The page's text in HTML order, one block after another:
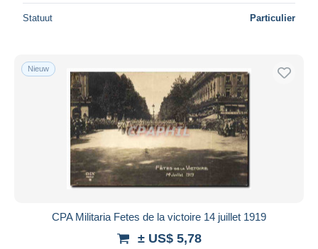
Statuut Particulier
Nieuw
CPA Militaria Fetes de la victoire 14 juillet 1919
± US$ 5,78